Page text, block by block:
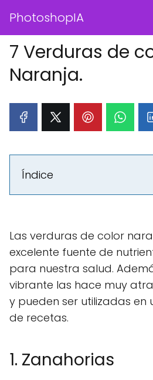
PhotoshopIA
7 Verduras de
Naranja.
Índice
Las verduras de color
excelente fuente de
para nuestra salud.
vibrante las hace muy
y pueden ser utilizadas
de recetas.
1. Zanahorias